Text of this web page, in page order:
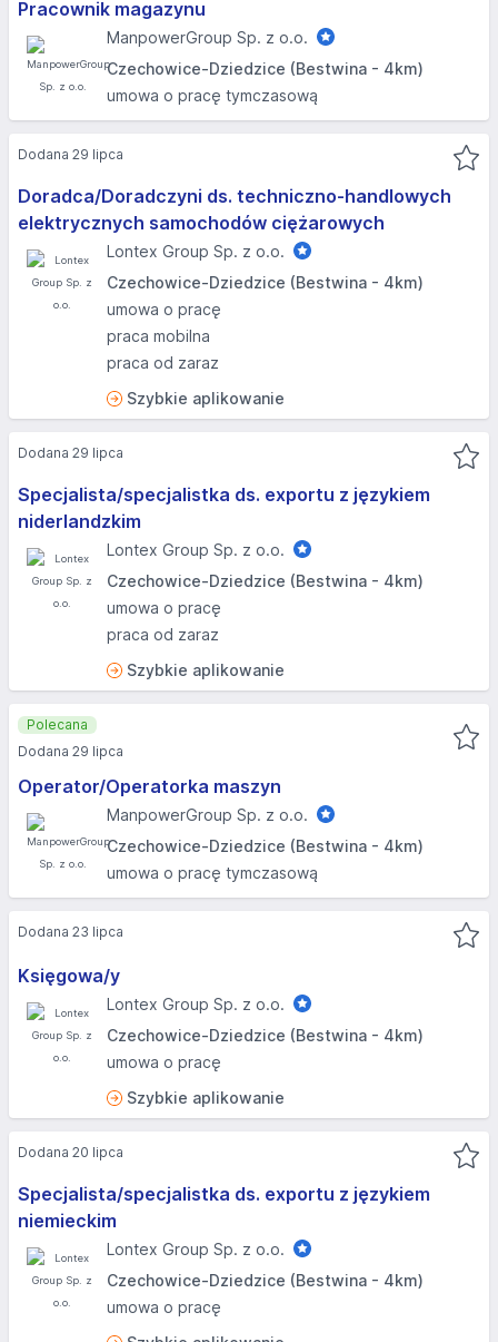
Pracownik magazynu
ManpowerGroup Sp. z o.o.
Czechowice-Dziedzice (Bestwina - 4km)
umowa o pracę tymczasową
Doradca/Doradczyni ds. techniczno-handlowych
elektrycznych samochodów ciężarowych
Lontex Group Sp. z o.o.
Czechowice-Dziedzice (Bestwina - 4km)
umowa o pracę
praca mobilna
praca od zaraz
Szybkie aplikowanie
Dodana 29 lipca
Specjalista/specjalistka ds. exportu z językiem
niderlandzkim
Lontex Group Sp. z o.o.
Czechowice-Dziedzice (Bestwina - 4km)
umowa o pracę
praca od zaraz
Szybkie aplikowanie
Dodana 29 lipca
Operator/Operatorka maszyn
ManpowerGroup Sp. z o.o.
Czechowice-Dziedzice (Bestwina - 4km)
umowa o pracę tymczasową
Polecana
Dodana 29 lipca
Księgowa/y
Lontex Group Sp. z o.o.
Czechowice-Dziedzice (Bestwina - 4km)
umowa o pracę
Szybkie aplikowanie
Dodana 23 lipca
Specjalista/specjalistka ds. exportu z językiem
niemieckim
Lontex Group Sp. z o.o.
Czechowice-Dziedzice (Bestwina - 4km)
umowa o pracę
Dodana 20 lipca